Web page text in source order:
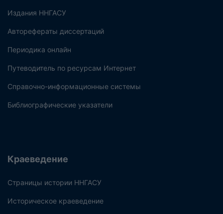
Издания ННГАСУ
Авторефераты диссертаций
Периодика онлайн
Путеводитель по ресурсам Интернет
Справочно-информационные системы
Библиографические указатели
Краеведение
Страницы истории ННГАСУ
Историческое краеведение